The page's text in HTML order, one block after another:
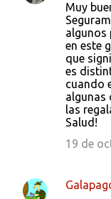
Muy
algunos
en este
que
es
cuando
algunas
las
Salud!
19 de